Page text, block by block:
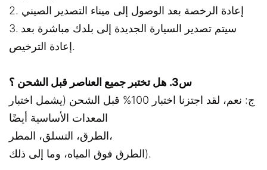
2. إعادة الرخصة بعد الوصول إلى ميناء التصدير الصيني
3. سيتم تصدير السيارة الجديدة إلى بلدك مباشرة بعد
إعادة الترخيص.
س3. هل تختبر جميع العناصر قبل الشحن ؟
ج: نعم، لقد اجتزنا اختبار 100% قبل الشحن (يشمل اختبار
المعدات الأساسية أيضًا
الطرق، التسلق، المطر،
الطرق فوق المياه، وما إلى ذلك).